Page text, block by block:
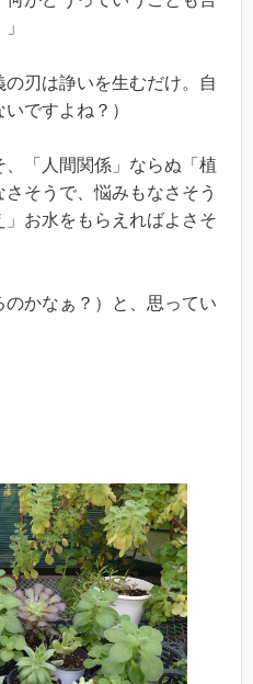
刃は諍いを生むだけ。自
ですよね？）
「人間関係」ならぬ「植
そうで、悩みもなさそう
お水をもらえればよさそ
かなぁ？）と、思ってい